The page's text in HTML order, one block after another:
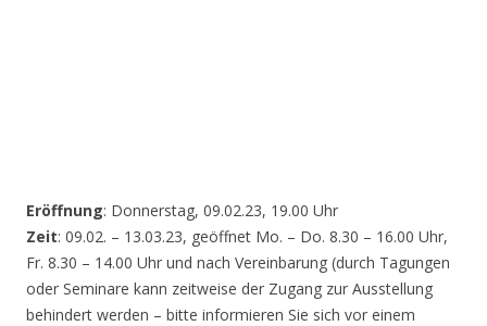
Eröffnung: Donnerstag, 09.02.23, 19.00 Uhr
Zeit: 09.02. – 13.03.23, geöffnet Mo. – Do. 8.30 – 16.00 Uhr,
Fr. 8.30 – 14.00 Uhr und nach Vereinbarung (durch Tagungen
oder Seminare kann zeitweise der Zugang zur Ausstellung
behindert werden – bitte informieren Sie sich vor einem